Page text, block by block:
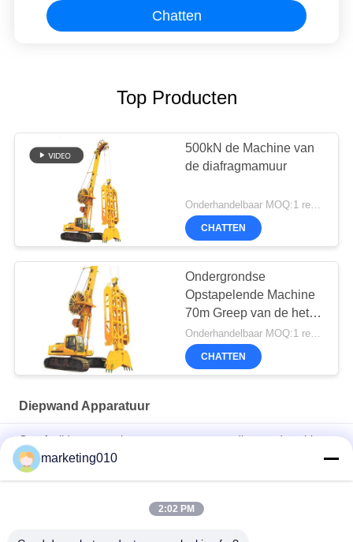
Chatten
Top Producten
500kN de Machine van
de diafragmamuur
Onderhandelbaar MOQ:1 reeks
CHATTEN
Ondergrondse
Opstapelende Machine
70m Greep van de het
Diafragmamuur van
261kw de Hydraulische
Onderhandelbaar MOQ:1 reeks
CHATTEN
Diepwand Apparatuur
Groefsnijden en opnieuw mengen met een diepwandmachine
TG35 het kruippakje zette de Hydraulische Ondergrondse
Roterende Boorgreep van de Diafragmamuur op
60m Diepte 1200mm de Muurmateriaal van het Breedte350kn
marketing010
2:02 PM